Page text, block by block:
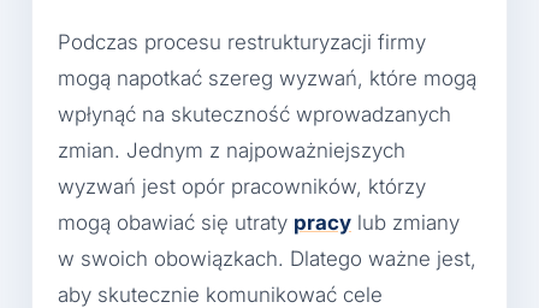
Podczas procesu restrukturyzacji firmy
mogą napotkać szereg wyzwań, które mogą
wpłynąć na skuteczność wprowadzanych
zmian. Jednym z najpoważniejszych
wyzwań jest opór pracowników, którzy
mogą obawiać się utraty pracy lub zmiany
w swoich obowiązkach. Dlatego ważne jest,
aby skutecznie komunikować cele